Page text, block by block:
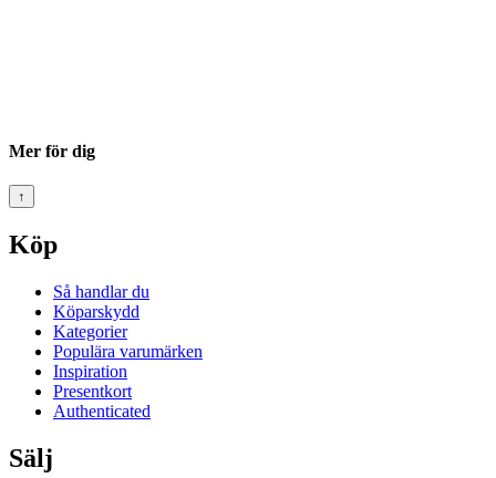
Mer för dig
↑
Köp
Så handlar du
Köparskydd
Kategorier
Populära varumärken
Inspiration
Presentkort
Authenticated
Sälj